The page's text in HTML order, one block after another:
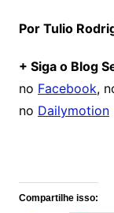
Por Tulio
+ Siga o Blog
no Facebook,
no Dailymotion
Compartilhe isso: